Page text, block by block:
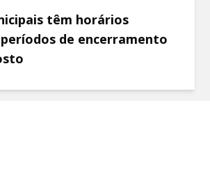
têm horários
de encerramento